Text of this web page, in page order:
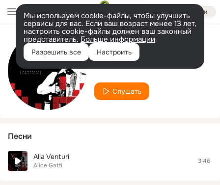
Войти
Мы используем cookie-файлы, чтобы улучшить
сервисы для вас. Если ваш возраст менее 13 лет,
настроить cookie-файлы должен ваш законный
представитель. Больше информации
Разрешить все Настроить
Исполнитель
Alice Gatti
Слушать
Песни
Alla Venturi
Alice Gatti
3:46